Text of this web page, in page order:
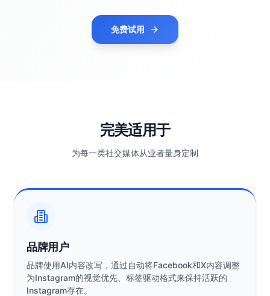
免费试用
完美适用于
为每一类社交媒体从业者量身定制
品牌用户
品牌使用AI内容改写，通过自动将Facebook和X内容调整
为Instagram的视觉优先、标签驱动格式来保持活跃的
Instagram存在。